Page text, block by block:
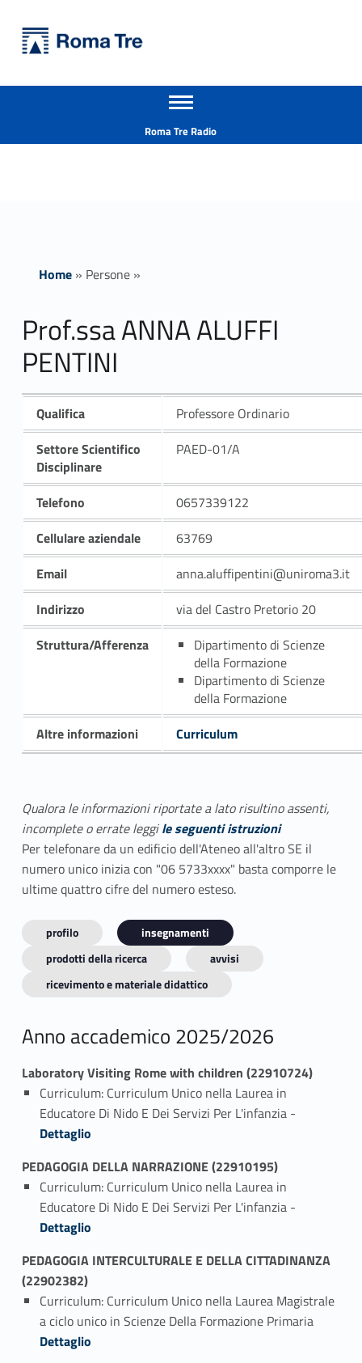
Prof.ssa ANNA ALUFFI PENTINI insegnamenti - Università Roma Tre
Apri il menu secondario
Roma Tre Radio
Home» Persone»
Prof.ssa ANNA ALUFFI
PENTINI
Qualifica
Professore Ordinario
Settore Scientifico
Disciplinare
PAED-01/A
Telefono
0657339122
Cellulare aziendale
63769
Email
anna.aluffipentini@uniroma3.it
Indirizzo
via del Castro Pretorio 20
Struttura/Afferenza
Dipartimento di Scienze
della Formazione
Dipartimento di Scienze
della Formazione
Altre informazioni
Curriculum
Qualora le informazioni riportate a lato risultino assenti,
incomplete o errate leggile seguenti istruzioni
Per telefonare da un edificio dell'Ateneo all'altro SE il
numero unico inizia con "06 5733xxxx" basta comporre le
ultime quattro cifre del numero esteso.
profilo
insegnamenti
prodotti della ricerca
avvisi
ricevimento e materiale didattico
Anno accademico 2025/2026
Laboratory Visiting Rome with children (22910724)
Curriculum: Curriculum Unico nella Laurea in
Educatore Di Nido E Dei Servizi Per L'infanzia -
Dettaglio
PEDAGOGIA DELLA NARRAZIONE (22910195)
Curriculum: Curriculum Unico nella Laurea in
Educatore Di Nido E Dei Servizi Per L'infanzia -
Dettaglio
PEDAGOGIA INTERCULTURALE E DELLA CITTADINANZA
(22902382)
Curriculum: Curriculum Unico nella Laurea Magistrale
a ciclo unico in Scienze Della Formazione Primaria
Dettaglio